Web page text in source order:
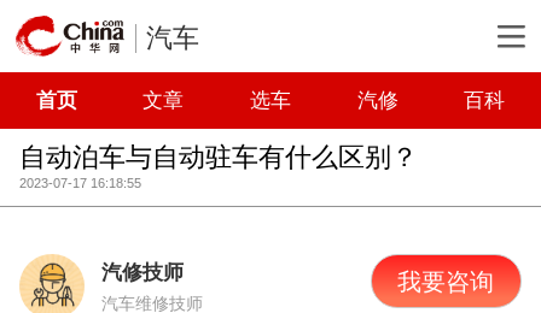
汽车
首页 文章 选车 汽修 百科
自动泊车与自动驻车有什么区别？
2023-07-17 16:18:55
汽修技师
汽车维修技师
我要咨询